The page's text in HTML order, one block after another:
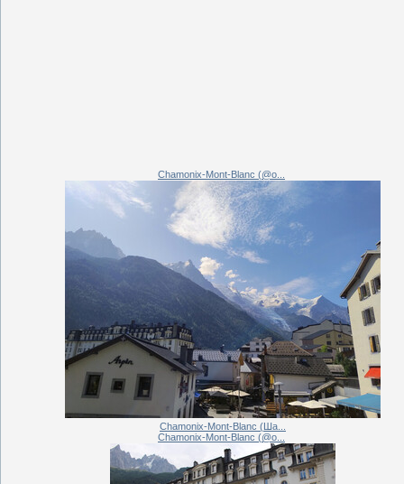
Chamonix-Mont-Blanc (@o...
Chamonix-Mont-Blanc (Ша...
Chamonix-Mont-Blanc (@o...